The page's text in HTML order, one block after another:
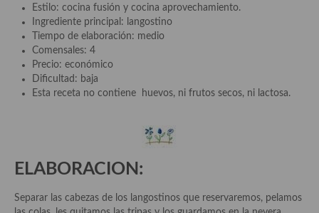
Gazpachos, salmorejos, sopas y cremas frías
Quínoa
Pasta
Arroces Y fideuás
Estilo: cocina fusión y cocina aprovechamiento.
Ingrediente principal: langostino
Tiempo de elaboración: medio
Comensales: 4
Precio: económico
Dificultad: baja
Esta receta no contiene huevos, ni frutos secos, ni lactosa.
ELABORACION:
Separar las cabezas de los langostinos que reservaremos, pelamos